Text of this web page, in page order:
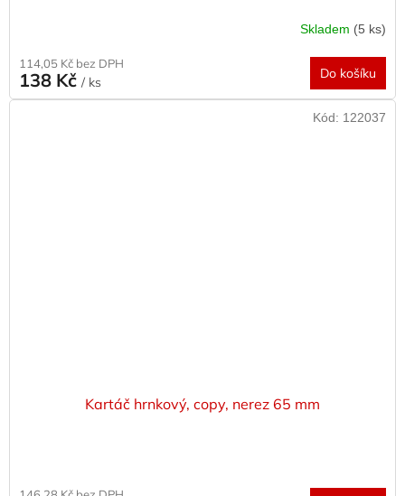
Skladem (5 ks)
114,05 Kč bez DPH
138 Kč / ks
Do košíku
Kartáč hrnkový, copy, nerez 65 mm
Kód: 122037